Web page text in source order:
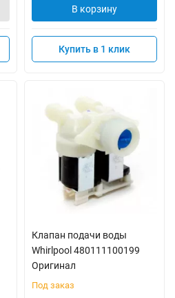
В корзину
Купить в 1 клик
Клапан подачи воды
Whirlpool 480111100199
Оригинал
Под заказ